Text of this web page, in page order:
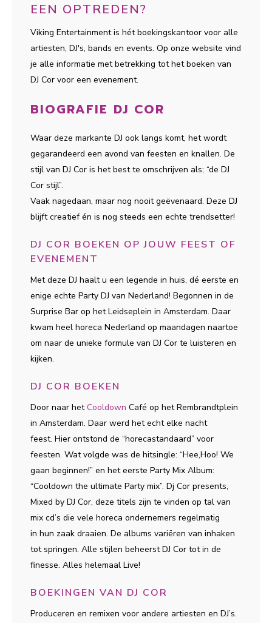
EEN OPTREDEN?
Viking Entertainment is hét boekingskantoor voor alle
artiesten, DJ's, bands en events. Op onze website vind
je alle informatie met betrekking tot het boeken van
DJ Cor voor een evenement.
BIOGRAFIE DJ COR
Waar deze markante DJ ook langs komt, het wordt
gegarandeerd een avond van feesten en knallen. De
stijl van DJ Cor is het best te omschrijven als; “de DJ
Cor stijl”.
Vaak nagedaan, maar nog nooit geëvenaard. Deze DJ
blijft creatief én is nog steeds een echte trendsetter!
DJ COR BOEKEN OP JOUW FEEST OF
EVENEMENT
Met deze DJ haalt u een legende in huis, dé eerste en
enige echte Party DJ van Nederland! Begonnen in de
Surprise Bar op het Leidseplein in Amsterdam. Daar
kwam heel horeca Nederland op maandagen naartoe
om naar de unieke formule van DJ Cor te luisteren en
kijken.
DJ COR BOEKEN
Door naar hetCooldown Café op het Rembrandtplein
in Amsterdam. Daar werd het echt elke nacht
feest. Hier ontstond de “horecastandaard” voor
feesten. Wat volgde was de hitsingle: “Hee,Hoo! We
gaan beginnen!” en het eerste Party Mix Album:
“Cooldown the ultimate Party mix”. Dj Cor presents,
Mixed by DJ Cor, deze titels zijn te vinden op tal van
mix cd’s die vele horeca ondernemers regelmatig
in hun zaak draaien. De albums variëren van inhaken
tot springen. Alle stijlen beheerst DJ Cor tot in de
finesse. Alles helemaal Live!
BOEKINGEN VAN DJ COR
Produceren en remixen voor andere artiesten en DJ’s.